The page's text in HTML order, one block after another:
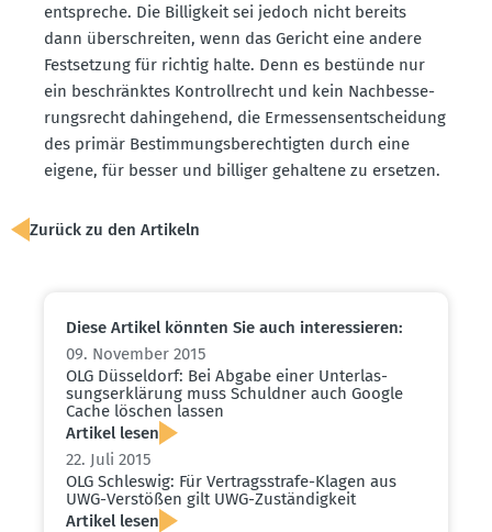
entspreche. Die Billigkeit sei jedoch nicht bereits
dann überschreiten, wenn das Gericht eine andere
Festsetzung für richtig halte. Denn es bestünde nur
ein beschränktes Kontroll­recht und kein Nachbes­se­
rungs­recht dahin­gehend, die Ermes­sens­ent­scheidung
des primär Bestim­mungs­be­rech­tigten durch eine
eigene, für besser und billiger gehaltene zu ersetzen.
Zurück zu den Artikeln
Diese Artikel könnten Sie auch inter­es­sieren:
09. November 2015
OLG Düsseldorf: Bei Abgabe einer Unter­las­
sungs­er­klärung muss Schuldner auch Google
Cache löschen lassen
Artikel lesen
22. Juli 2015
OLG Schleswig: Für Vertrags­strafe-Klagen aus
UWG-Verstößen gilt UWG-Zustän­digkeit
Artikel lesen